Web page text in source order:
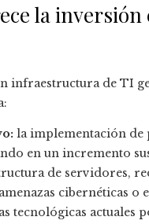
la
infraestructura de TI
la implementación de
en un incremento
de servidores,
cibernéticas
tecnológicas